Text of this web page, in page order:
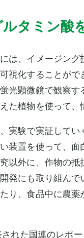
ルタミン酸
は、イメージン
視化することがで
光顕微鏡で観察
た植物を使って、
実験で実証して
装置を使って、
以外に、作物の
発にも取り組ん
り、食品中に農
れた国連のレポ